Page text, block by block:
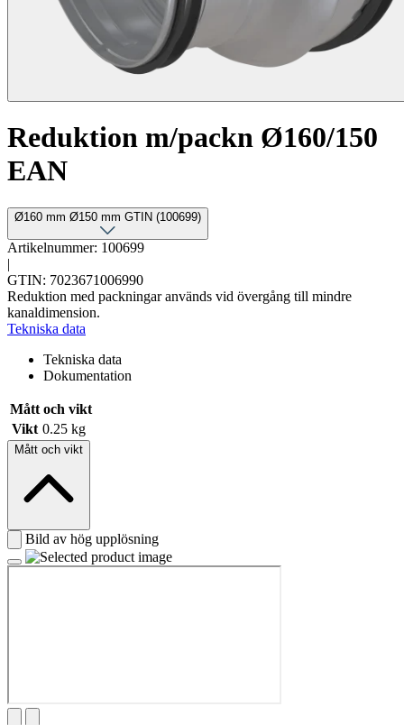
Reduktion m/packn Ø160/150
EAN
Ø160 mm Ø150 mm GTIN (100699)
Artikelnummer: 100699
|
GTIN: 7023671006990
Reduktion med packningar används vid övergång till mindre
kanaldimension.
Tekniska data
Tekniska data
Dokumentation
Mått och vikt
Vikt 0.25 kg
Mått och vikt
Bild av hög upplösning